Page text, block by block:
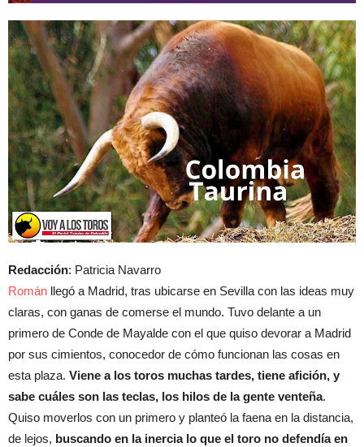
Redacción: Patricia Navarro
Román llegó a Madrid, tras ubicarse en Sevilla con las ideas muy
claras, con ganas de comerse el mundo. Tuvo delante a un
primero de Conde de Mayalde con el que quiso devorar a Madrid
por sus cimientos, conocedor de cómo funcionan las cosas en
esta plaza. Viene a los toros muchas tardes, tiene afición, y
sabe cuáles son las teclas, los hilos de la gente venteña.
Quiso moverlos con un primero y planteó la faena en la distancia,
de lejos, buscando en la inercia lo que el toro no defendía en